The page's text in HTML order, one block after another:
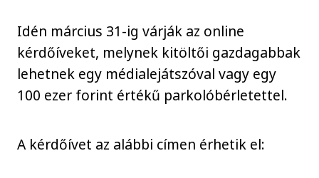
Idén március 31-ig várják az online
kérdőíveket, melynek kitöltői gazdagabbak
lehetnek egy médialejátszóval vagy egy
100 ezer forint értékű parkolóbérletettel.
A kérdőívet az alábbi címen érhetik el: